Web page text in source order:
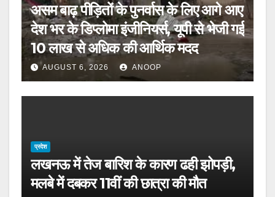
असम बाढ़ पीड़ितों के पुनर्वास के लिए आगे आए
देश भर के डिप्लोमा इंजीनियर्स, यूपी से भेजी गई
10 लाख से अधिक की आर्थिक मदद
AUGUST 6, 2026 ANOOP
प्रदेश
लखनऊ में तेज बारिश के कारण ढही झोपड़ी,
मलबे में दबकर 11वीं की छात्रा की मौत